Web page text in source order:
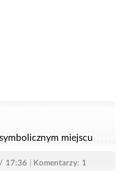
miejscu
17:36 Komentarzy: 1